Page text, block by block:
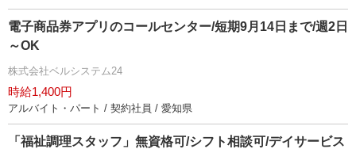
電子商品券アプリのコールセンター/短期9月14日まで/週2日
～OK
株式会社ベルシステム24
時給1,400円
アルバイト・パート / 契約社員 / 愛知県
「福祉調理スタッフ」無資格可/シフト相談可/デイサービス